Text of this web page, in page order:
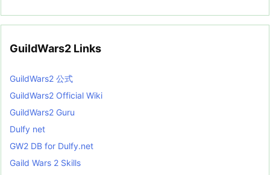
GuildWars2 Links
GuildWars2 公式
GuildWars2 Official Wiki
GuildWars2 Guru
Dulfy net
GW2 DB for Dulfy.net
Gaild Wars 2 Skills